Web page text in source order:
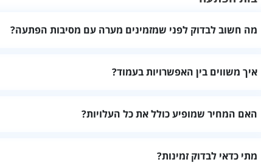
מה חשוב לבדוק לפני שמזמינים מערה עם מסיבות הפתעה?
איך משווים בין האפשרויות בעמוד?
האם המחיר שמופיע כולל את כל העלויות?
מתי כדאי לבדוק זמינות?